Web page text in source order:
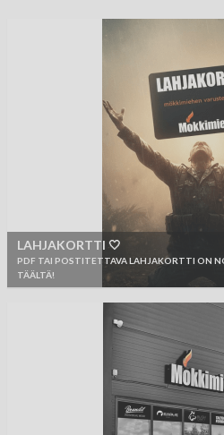
LAHJAKORTTI 🤍
PDF TAI POSTITETTAVA LAHJAKORTTI ON
TÄÄLTÄ!